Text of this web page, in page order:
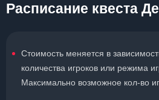
Расписание квеста
Стоимость меняется в
количества игроков или режима
Максимально возможное кол-во